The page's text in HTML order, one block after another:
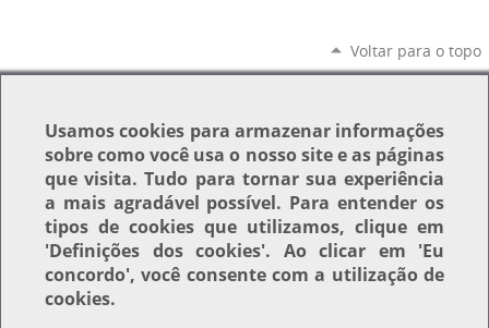
Voltar para o topo
Usamoscookies para armazenar informações
sobre como você usa o nosso site e as páginas
que visita. Tudo para tornar sua experiência
a mais agradável possível. Para entender os
tipos de cookies que utilizamos, clique em
'Definições dos cookies'. Ao clicar em 'Eu
concordo', você consente com a utilização de
cookies.